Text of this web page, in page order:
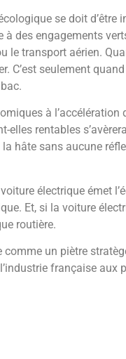
se doit d’être
à des engagements
le transport aérien.
C’est seulement
à
elles rentables
hâte sans aucune
électrique émet
Et, si la voiture
routière.
comme un piètre
française aux